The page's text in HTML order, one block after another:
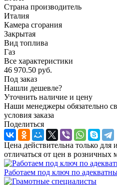
Страна производитель
Италия
Камера сгорания
Закрытая
Вид топлива
Газ
Все характеристики
46 970.50 руб.
Под заказ
Нашли дешевле?
Уточнить наличие и цену
Наши менеджеры обязательно
условия заказа
Поделиться
Цена действительна только для
отличаться от цен в розничных
Работаем под ключ по